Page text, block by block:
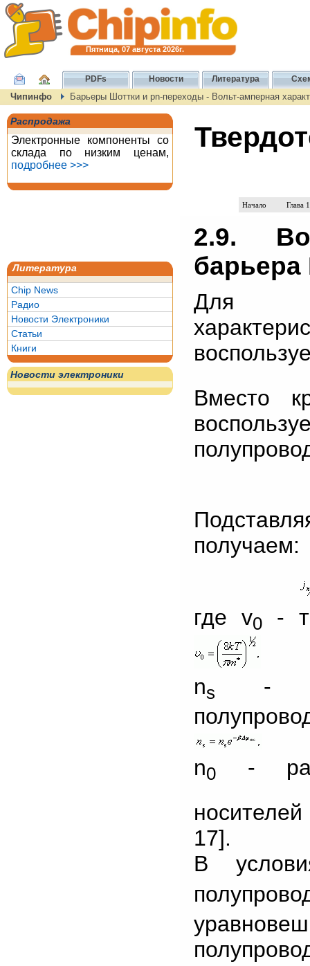
Пятница, 07 августа 2026г.
PDFs Новости Литература
Чипинфо Барьеры Шоттки и pn-переходы - Вольт-амперная
Распродажа
Электронные компоненты со
склада по низким ценам,
подробнее >>>
Литература
Chip News
Радио
Новости Электроники
Статьи
Книги
Новости электроники
Начало Глава 1
2.9.
барьера
Для
Вместо
получаем:
где v0-
ns
-
n0 -
17].
В